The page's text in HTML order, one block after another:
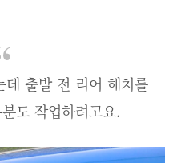
데 출발 전 리어 해치를
도 작업하려고요.